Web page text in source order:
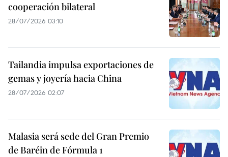
cooperación bilateral
28/07/2026 03:10
Tailandia impulsa exportaciones de
gemas y joyería hacia China
28/07/2026 02:07
Malasia será sede del Gran Premio
de Baréin de Fórmula 1